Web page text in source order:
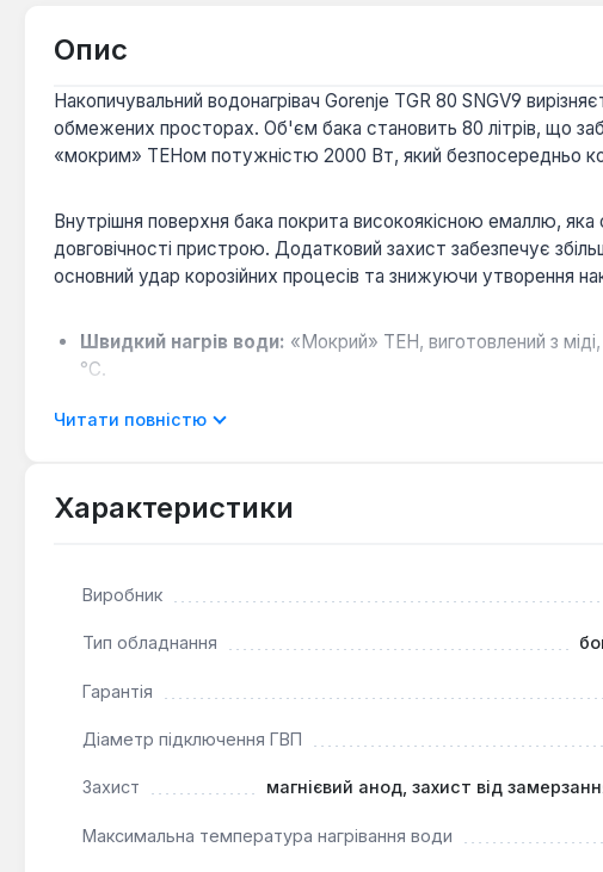
Опис
Накопичувальний водонагрівач Gorenje TGR 80 SNGV9
обмежених просторах. Об'єм бака становить 80 літрів, що
«мокрим» ТЕНом потужністю 2000 Вт, який безпосередньо
Внутрішня поверхня бака покрита високоякісною емаллю, яка
довговічності пристрою. Додатковий захист забезпечує
основний удар корозійних процесів та знижуючи утворення
Швидкий нагрів води: «Мокрий» ТЕН, виготовлений з
°C.
нальоту, що є типовою проблемою для водонагрівачів.
Зручне керування: Механічне регулювання температури
студіях або дачних будинках. Його вертикальний спосіб
та простоту в експлуатації.
Читати повністю
Характеристики
Виробник
Тип обладнання
Гарантія
Діаметр підключення ГВП
Захист магнієвий анод, захист від
Максимальна температура нагрівання води